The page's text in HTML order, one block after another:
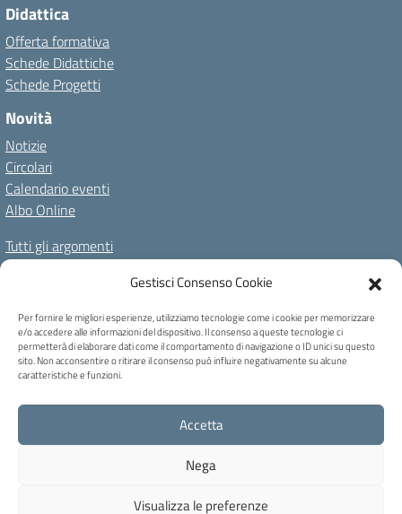
Gestisci Consenso Cookie
Per fornire le migliori esperienze, utilizziamo tecnologie come i cookie per memorizzare
e/o accedere alle informazioni del dispositivo. Il consenso a queste tecnologie ci
permetterà di elaborare dati come il comportamento di navigazione o ID unici su questo
sito. Non acconsentire o ritirare il consenso può influire negativamente su alcune
caratteristiche e funzioni.
Accetta
Nega
Visualizza le preferenze
Didattica
Offerta formativa
Schede Didattiche
Schede Progetti
Novità
Notizie
Circolari
Calendario eventi
Albo Online
Tutti gli argomenti
Il nostro territorio
Amministrazione TrasparenteAlbo OnlinePrivacy Policy
Dichiarazione di accessibilitàNote legaliCookie Policy
C.F. 80004740256 - Codice univoco ufficio: UFB6QF - Via Carducci, 6 -
Caprile di Alleghe (BL) - Tel 0437 721159 - blic82700b@pec.istruzione.it -
blic82700b@istruzione.it
Concept & Design by Designers Italia